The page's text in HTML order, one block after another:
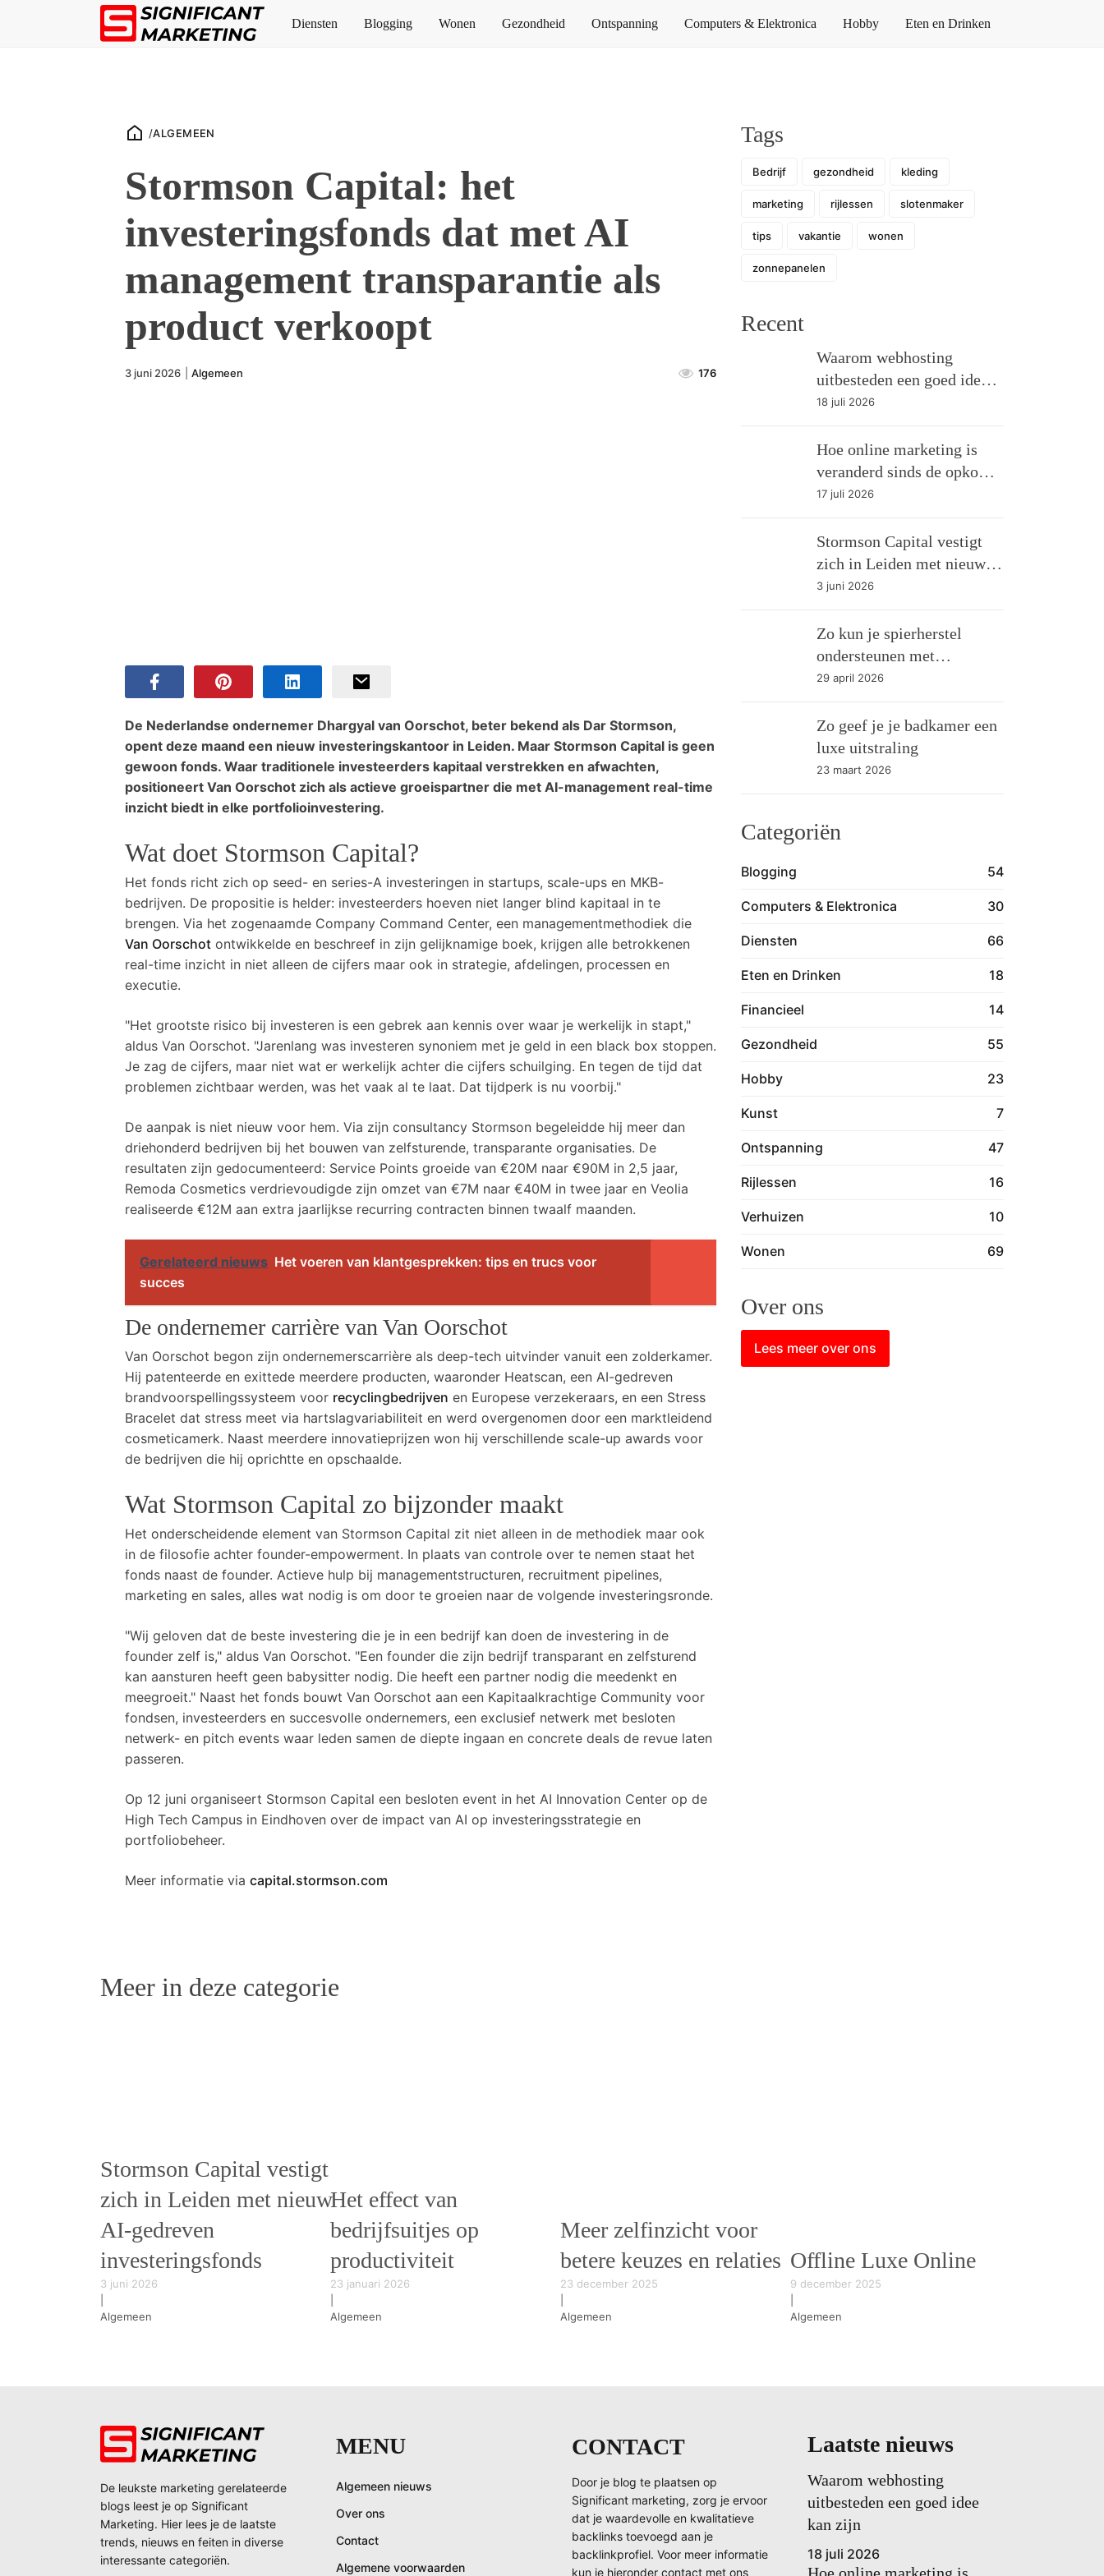
Diensten Blogging Wonen Gezondheid Ontspanning Computers & Elektronica Hobby Eten en Drinken
/ALGEMEEN
Stormson Capital: het
investeringsfonds dat met AI
management transparantie als
product verkoopt
3 juni 2026 Algemeen 176
De Nederlandse ondernemer Dhargyal van Oorschot, beter bekend als Dar Stormson,
opent deze maand een nieuw investeringskantoor in Leiden. Maar Stormson Capital is geen
gewoon fonds. Waar traditionele investeerders kapitaal verstrekken en afwachten,
positioneert Van Oorschot zich als actieve groeispartner die met AI-management real-time
inzicht biedt in elke portfolioinvestering.
Wat doet Stormson Capital?
Het fonds richt zich op seed- en series-A investeringen in startups, scale-ups en MKB-
bedrijven. De propositie is helder: investeerders hoeven niet langer blind kapitaal in te
brengen. Via het zogenaamde Company Command Center, een managementmethodiek die
Van Oorschot ontwikkelde en beschreef in zijn gelijknamige boek, krijgen alle betrokkenen
real-time inzicht in niet alleen de cijfers maar ook in strategie, afdelingen, processen en
executie.
"Het grootste risico bij investeren is een gebrek aan kennis over waar je werkelijk in stapt,"
aldus Van Oorschot. "Jarenlang was investeren synoniem met je geld in een black box stoppen.
Je zag de cijfers, maar niet wat er werkelijk achter die cijfers schuilging. En tegen de tijd dat
problemen zichtbaar werden, was het vaak al te laat. Dat tijdperk is nu voorbij."
De aanpak is niet nieuw voor hem. Via zijn consultancy Stormson begeleidde hij meer dan
driehonderd bedrijven bij het bouwen van zelfsturende, transparante organisaties. De
resultaten zijn gedocumenteerd: Service Points groeide van €20M naar €90M in 2,5 jaar,
Remoda Cosmetics verdrievoudigde zijn omzet van €7M naar €40M in twee jaar en Veolia
realiseerde €12M aan extra jaarlijkse recurring contracten binnen twaalf maanden.
Gerelateerd nieuws Het voeren van klantgesprekken: tips en trucs voor
succes
De ondernemer carrière van Van Oorschot
Van Oorschot begon zijn ondernemerscarrière als deep-tech uitvinder vanuit een zolderkamer.
Hij patenteerde en exittede meerdere producten, waaronder Heatscan, een AI-gedreven
brandvoorspellingssysteem voor recyclingbedrijven en Europese verzekeraars, en een Stress
Bracelet dat stress meet via hartslagvariabiliteit en werd overgenomen door een marktleidend
cosmeticamerk. Naast meerdere innovatieprijzen won hij verschillende scale-up awards voor
de bedrijven die hij oprichtte en opschaalde.
Wat Stormson Capital zo bijzonder maakt
Het onderscheidende element van Stormson Capital zit niet alleen in de methodiek maar ook
in de filosofie achter founder-empowerment. In plaats van controle over te nemen staat het
fonds naast de founder. Actieve hulp bij managementstructuren, recruitment pipelines,
marketing en sales, alles wat nodig is om door te groeien naar de volgende investeringsronde.
"Wij geloven dat de beste investering die je in een bedrijf kan doen de investering in de
founder zelf is," aldus Van Oorschot. "Een founder die zijn bedrijf transparant en zelfsturend
kan aansturen heeft geen babysitter nodig. Die heeft een partner nodig die meedenkt en
meegroeit." Naast het fonds bouwt Van Oorschot aan een Kapitaalkrachtige Community voor
fondsen, investeerders en succesvolle ondernemers, een exclusief netwerk met besloten
netwerk- en pitch events waar leden samen de diepte ingaan en concrete deals de revue laten
passeren.
Op 12 juni organiseert Stormson Capital een besloten event in het AI Innovation Center op de
High Tech Campus in Eindhoven over de impact van AI op investeringsstrategie en
portfoliobeheer.
Meer informatie via capital.stormson.com
Tags
Bedrijf gezondheid kleding
marketing rijlessen slotenmaker
tips vakantie wonen
zonnepanelen
Recent
Waarom webhosting
uitbesteden een goed idee
kan zijn
18 juli 2026
Hoe online marketing is
veranderd sinds de opkomst
van AI
17 juli 2026
Stormson Capital vestigt
zich in Leiden met nieuw
AI-gedreven
3 juni 2026
Zo kun je spierherstel
ondersteunen met
eiwitshakes
29 april 2026
Zo geef je je badkamer een
luxe uitstraling
23 maart 2026
Categoriën
Blogging 54
Computers & Elektronica 30
Diensten 66
Eten en Drinken 18
Financieel 14
Gezondheid 55
Hobby 23
Kunst 7
Ontspanning 47
Rijlessen 16
Verhuizen 10
Wonen 69
Over ons
Lees meer over ons
Meer in deze categorie
Stormson Capital vestigt
zich in Leiden met nieuw
AI-gedreven
investeringsfonds
3 juni 2026
Algemeen
Het effect van
bedrijfsuitjes op
productiviteit
23 januari 2026
Algemeen
Meer zelfinzicht voor
betere keuzes en relaties
23 december 2025
Algemeen
Offline Luxe Online
9 december 2025
Algemeen
De leukste marketing gerelateerde
blogs leest je op Significant
Marketing. Hier lees je de laatste
trends, nieuws en feiten in diverse
interessante categoriën.
MENU
Algemeen nieuws
Over ons
Contact
Algemene voorwaarden
CONTACT
Door je blog te plaatsen op
Significant marketing, zorg je ervoor
dat je waardevolle en kwalitatieve
backlinks toevoegd aan je
backlinkprofiel. Voor meer informatie
kun je hieronder contact met ons
Laatste nieuws
Waarom webhosting
uitbesteden een goed idee
kan zijn
18 juli 2026